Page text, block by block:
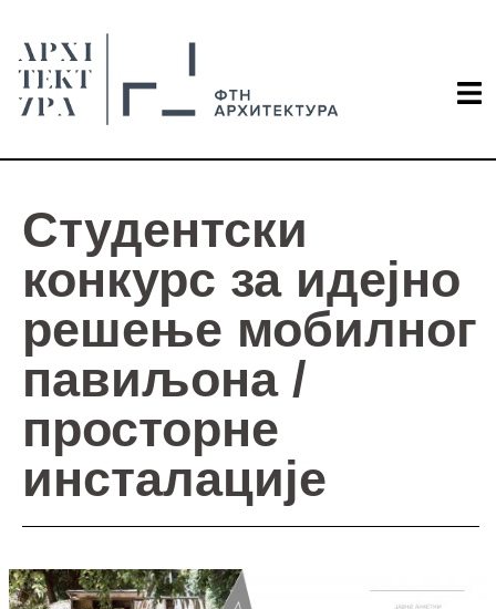
Студентски
конкурс за идејно
решење мобилног
павиљона /
просторне
инсталације